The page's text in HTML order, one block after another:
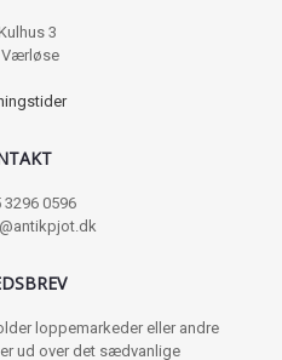
3
Værløse
3296 0596
loppemarkeder eller andre
ud over det sædvanlige